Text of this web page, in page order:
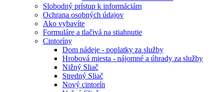
Slobodný prístup k informáciám
Ochrana osobných údajov
Ako vybavíte
Formuláre a tlačivá na stiahnutie
Cintoríny
Dom nádeje - poplatky za služby
Hrobová miesta - nájomné a úhrady za služby
Nižný Sliač
Stredný Sliač
Nový cintorín